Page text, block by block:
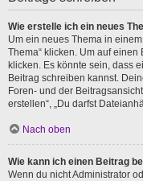
Wie erstelle ich ein neues
Um ein neues Thema in
Thema“ klicken. Um auf einen
klicken. Es könnte sein, dass
Beitrag schreiben kannst.
Foren- und der
erstellen“, „Du darfst
Nach oben
Wie kann ich einen Beitrag
Wenn du nicht Administrator